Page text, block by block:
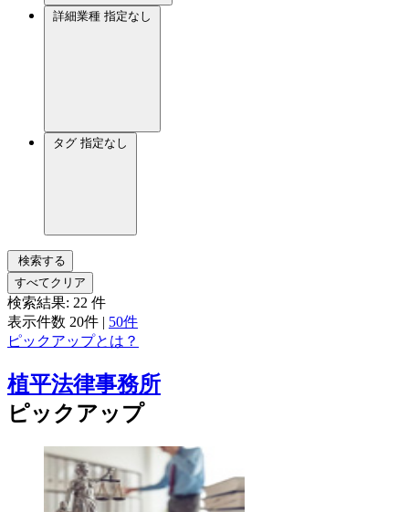
詳細業種 指定なし
タグ 指定なし
検索する
すべてクリア
検索結果: 22 件
表示件数 20件 | 50件
ピックアップとは？
植平法律事務所
ピックアップ